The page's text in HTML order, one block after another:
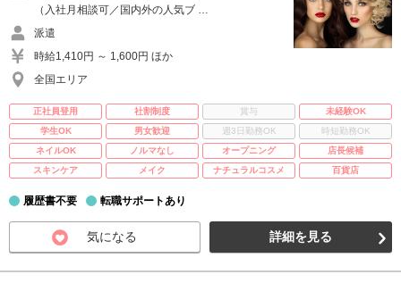
（入社月相談可／国内外の人気ブ …
派遣
時給1,410円 ～ 1,600円 ほか
全国エリア
正社員登用 社割制度 賞与
未経験OK
学生OK
男女歓迎 週3日勤務OK
時短勤務OK
ネイルOK
ノルマなし オープニング
店長候補
スキンケア
メイク ナチュラルコスメ 百貨店
履歴書不要 転職サポートあり
気になる 詳細を見る